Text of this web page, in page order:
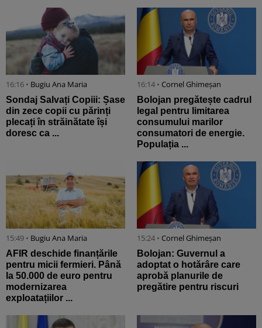
16:16 • Bugiu ⁠Ana Maria
Sondaj Salvați Copiii: Șase
din zece copii cu părinți
plecați în străinătate își
doresc ca ...
16:14 • Cornel Ghimeșan
Bolojan pregătește cadrul
legal pentru limitarea
consumului marilor
consumatori de energie.
Populația ...
15:49 • Bugiu ⁠Ana Maria
AFIR deschide finanțările
pentru micii fermieri. Până
la 50.000 de euro pentru
modernizarea
exploatațiilor ...
15:24 • Cornel Ghimeșan
Bolojan: Guvernul a
adoptat o hotărâre care
aprobă planurile de
pregătire pentru riscuri